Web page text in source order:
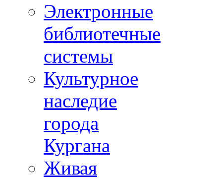
Электронные
библиотечные
системы
Культурное
наследие
города
Кургана
Живая